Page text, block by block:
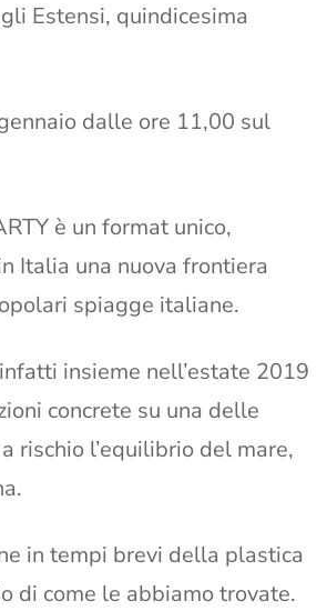
Estensi, quindicesima
dalle ore 11,00 sul
è un format unico,
Italia una nuova frontiera
spiagge italiane.
insieme nell’estate 2019
concrete su una delle
rischio l’equilibrio del mare,
in tempi brevi della plastica
di come le abbiamo trovate.